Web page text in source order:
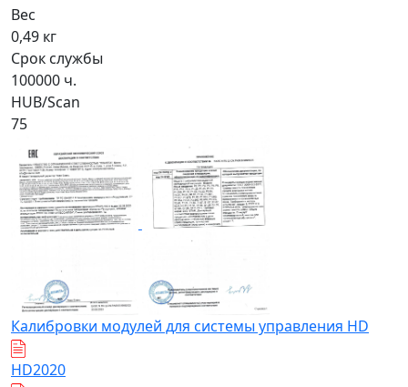
Вес
0,49 кг
Срок службы
100000 ч.
HUB/Scan
75
Калибровки модулей для системы управления HD
HD2020